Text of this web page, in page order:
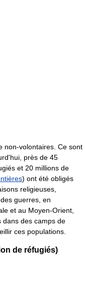
non-volontaires. Ce sont
près de 45
et 20 millions de
) ont été obligés
religieuses,
guerres, en
et au Moyen-Orient,
dans des camps de
ces populations.
de réfugiés)